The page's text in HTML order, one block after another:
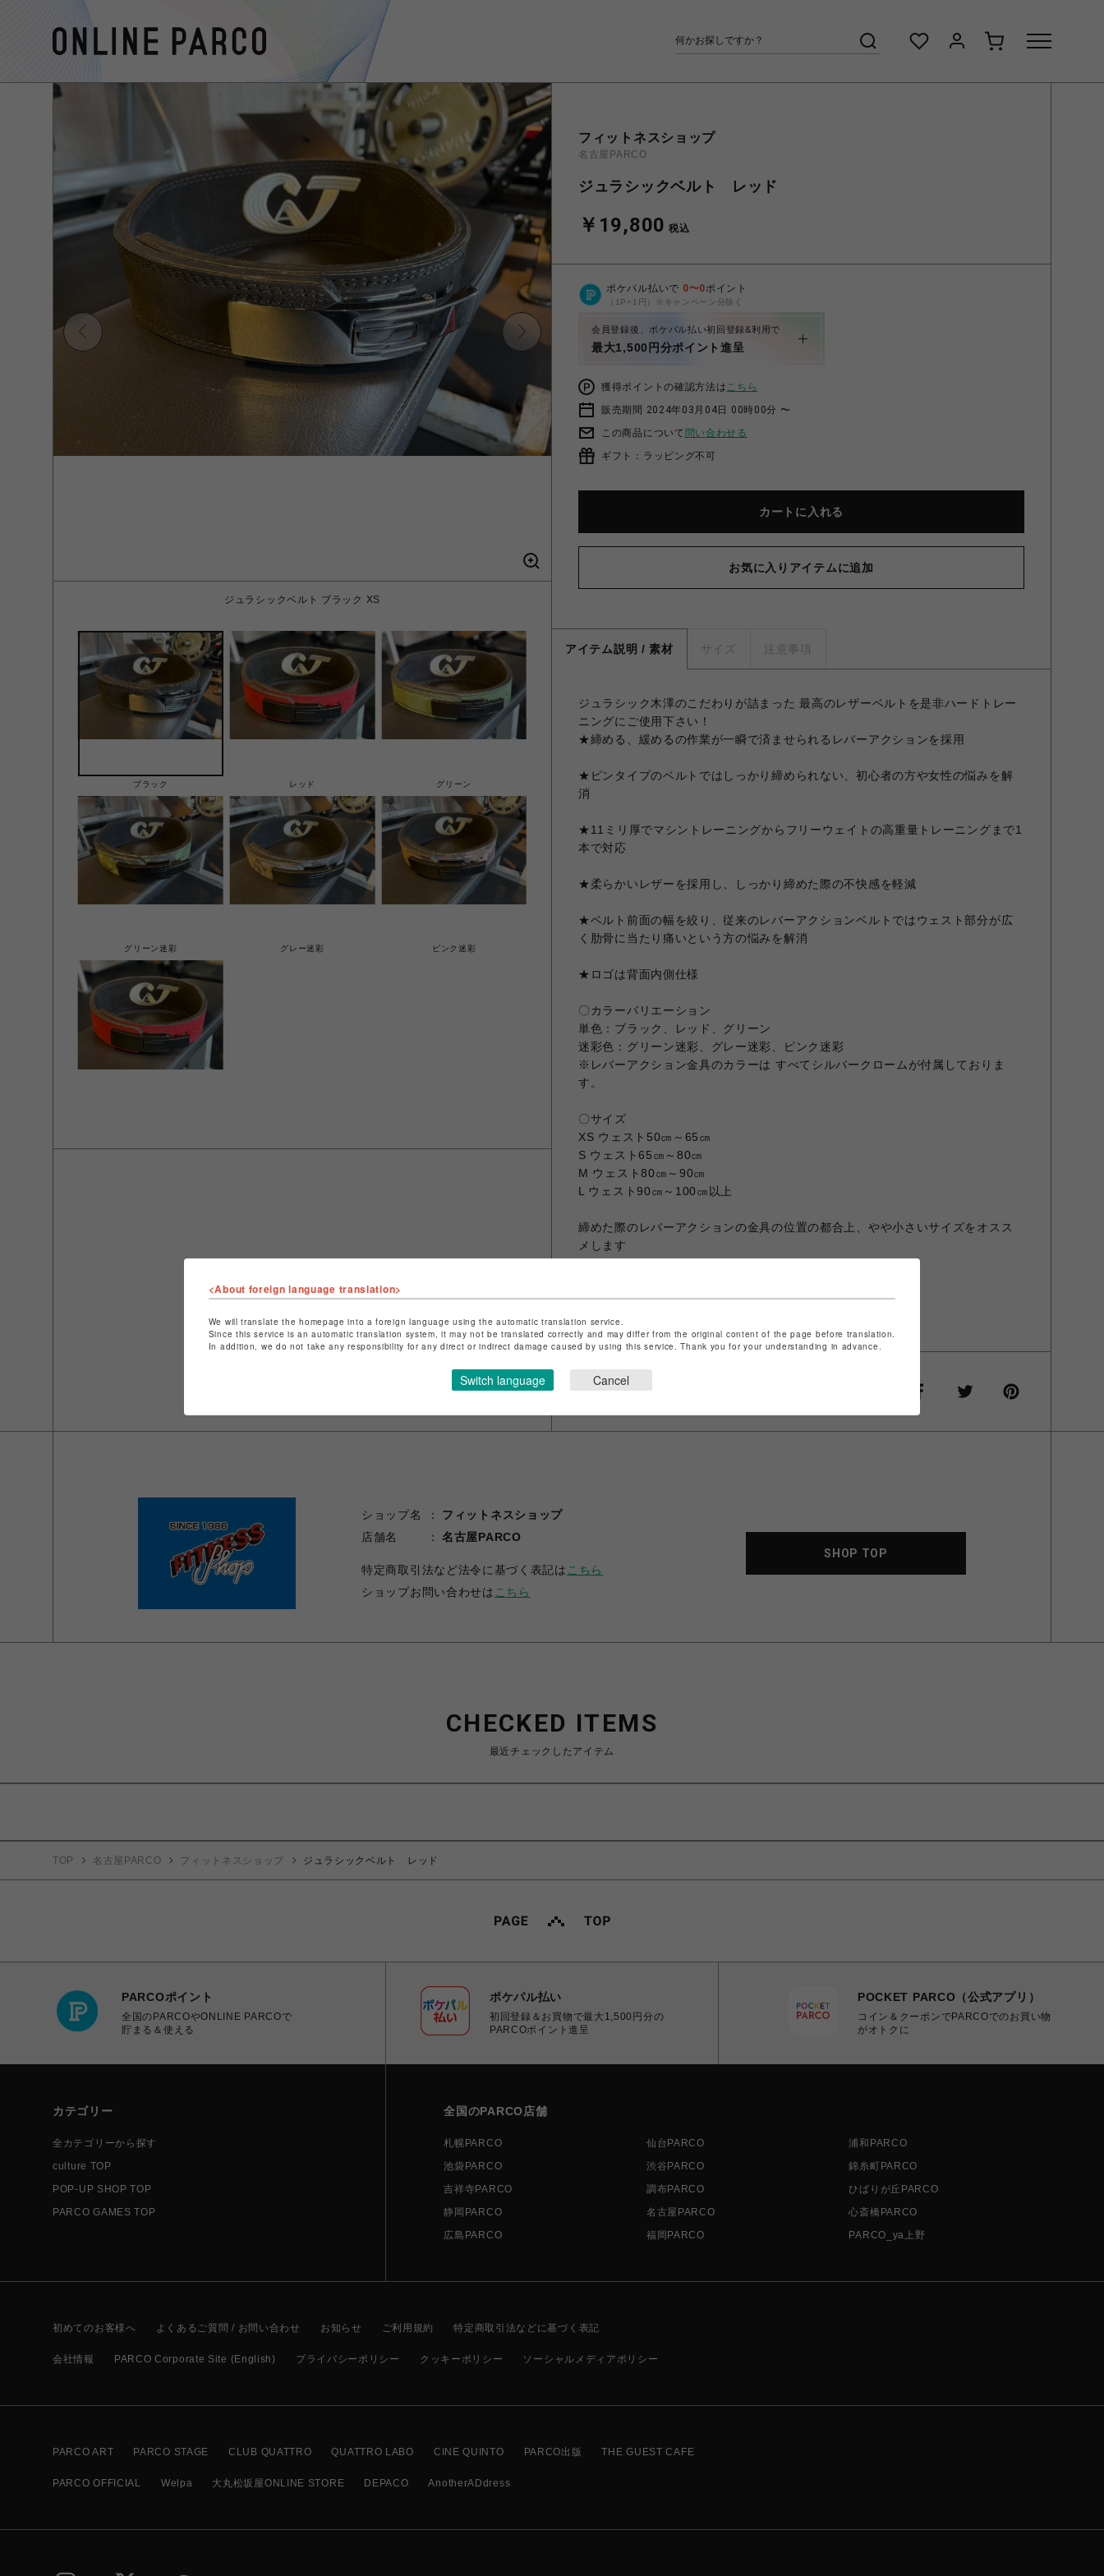
ジュラシックベルト ブラック XS
ブラック レッド グリーン
グリーン迷彩 グレー迷彩 ピンク迷彩
フィットネスショップ
名古屋PARCO
ジュラシックベルト レッド
￥19,800 税込
ポケパル払いで 0〜0ポイント
（1P=1円）※キャンペーン分除く
会員登録後、ポケパル払い初回登録&利用で
最大1,500円分ポイント進呈
獲得ポイントの確認方法はこちら
販売期間 2024年03月04日 00時00分 〜
この商品について 問い合わせる
ギフト：ラッピング不可
カートに入れる
お気に入りアイテムに追加
アイテム説明 / 素材 サイズ 注意事項
ジュラシック木澤のこだわりが詰まった 最高のレザーベルトを是非ハードトレー
ニングにご使用下さい！
★締める、緩めるの作業が一瞬で済ませられるレバーアクションを採用
★ピンタイプのベルトではしっかり締められない、初心者の方や女性の悩みを解
消
★11ミリ厚でマシントレーニングからフリーウェイトの高重量トレーニングまで1
本で対応
★柔らかいレザーを採用し、しっかり締めた際の不快感を軽減
★ベルト前面の幅を絞り、従来のレバーアクションベルトではウェスト部分が広
く肋骨に当たり痛いという方の悩みを解消
★ロゴは背面内側仕様
〇カラーバリエーション
単色：ブラック、レッド、グリーン
迷彩色：グリーン迷彩、グレー迷彩、ピンク迷彩
※レバーアクション金具のカラーは すべてシルバークロームが付属しておりま
す。
〇サイズ
XS ウェスト50㎝～65㎝
S ウェスト65㎝～80㎝
M ウェスト80㎝～90㎝
L ウェスト90㎝～100㎝以上
締めた際のレバーアクションの金具の位置の都合上、やや小さいサイズをオスス
メします
木澤 ウェスト85cm
Mサイズのほぼ真中で使用
シェアする
ショップ名
フィットネスショップ
店舗名
名古屋PARCO
特定商取引法など法令に基づく表記は こちら
ショップお問い合わせは こちら
SHOP TOP
CHECKED ITEMS
最近チェックしたアイテム
TOP 名古屋PARCO フィットネスショップ ジュラシックベルト レッド
PARCOポイント
全国のPARCOやONLINE PARCOで
貯まる＆使える
ポケパル払い
初回登録＆お買物で最大1,500円分の
PARCOポイント進呈
POCKET PARCO（公式アプリ）
コイン＆クーポンでPARCOでのお買い物
がオトクに
カテゴリー
全カテゴリーから探す
culture TOP
POP-UP SHOP TOP
PARCO GAMES TOP
全国のPARCO店舗
札幌PARCO 仙台PARCO
浦和PARCO
池袋PARCO
渋谷PARCO
錦糸町PARCO
吉祥寺PARCO
調布PARCO
ひばりが丘PARCO
静岡PARCO
名古屋PARCO
心斎橋PARCO
広島PARCO
福岡PARCO PARCO_ya上野
初めてのお客様へ よくあるご質問 / お問い合わせ お知らせ ご利用規約 特定商取引法などに基づく表記
会社情報 PARCO Corporate Site (English) プライバシーポリシー クッキーポリシー ソーシャルメディアポリシー
PARCO ART PARCO STAGE CLUB QUATTRO QUATTRO LABO CINE QUINTO PARCO出版 THE GUEST CAFE
PARCO OFFICIAL Welpa 大丸松坂屋ONLINE STORE DEPACO AnotherADdress
<About foreign language translation>
We will translate the homepage into a foreign language using the automatic translation service.
Since this service is an automatic translation system, it may not be translated correctly and may differ from the original content of the page before translation.
In addition, we do not take any responsibility for any direct or indirect damage caused by using this service. Thank you for your understanding in advance.
Switch language Cancel